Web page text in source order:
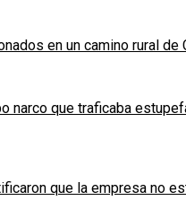
en un camino rural de
narco que traficaba
que la empresa no